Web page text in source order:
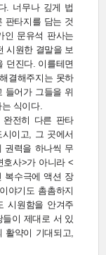
. 너무나 깊게 법
판타지를 담는 것
인 문유석 판사는
시원한 결말을 보
던진다. 이를테면
결해주지는 못하
들어가 그들을 위
식이다.
완전히 다른 판타
이고, 그 곳에서
권력을 하나씩 무
호사>가 아니라 <
복수극에 액션 장
야기도 촘촘하지
시원함을 안겨주
이 제대로 서 있
활약이 기대되고,